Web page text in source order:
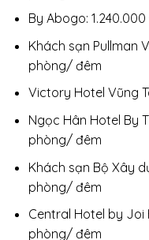
By Abogo:
Khách sạn Pullman
phòng/ đêm
Victory Hotel Vũng
Ngọc Hân Hotel By
phòng/ đêm
Khách sạn Bộ Xây
phòng/ đêm
Central Hotel by
phòng/ đêm